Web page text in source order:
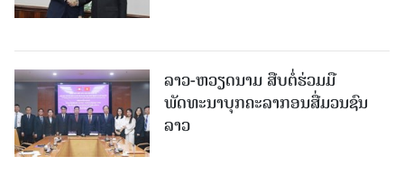
ລາວ-ຫວຽດ​ນາມ ສືບ​ຕໍ່​ຮ່ວມ​ມື
ພັດທະນາບຸກຄະລາກອນສື່ມວນຊົນ
ລາວ